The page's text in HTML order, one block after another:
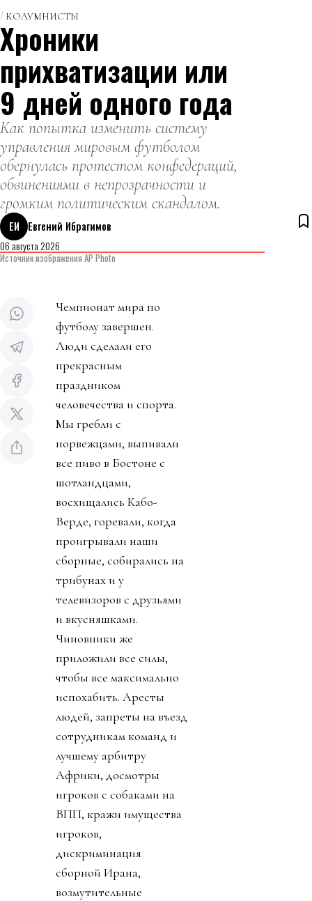
КОЛУМНИСТЫ
Хроники
прихватизации или
9 дней одного года
Как попытка изменить систему
управления мировым футболом
обернулась протестом конфедераций,
обвинениями в непрозрачности и
громким политическим скандалом.
ЕИ
Евгений Ибрагимов
06 августа 2026
Источник изображения AP Photo
Чемпионат мира по
футболу завершен.
Люди сделали его
прекрасным
праздником
человечества и спорта.
Мы гребли с
норвежцами, выпивали
все пиво в Бостоне с
шотландцами,
восхищались Кабо-
Верде, горевали, когда
проигрывали наши
сборные, собирались на
трибунах и у
телевизоров с друзьями
и вкусняшками.
Чиновники же
приложили все силы,
чтобы все максимально
испохабить. Аресты
людей, запреты на въезд
сотрудникам команд и
лучшему арбитру
Африки, досмотры
игроков с собаками на
ВПП, кражи имущества
игроков,
дискриминация
сборной Ирана,
возмутительные